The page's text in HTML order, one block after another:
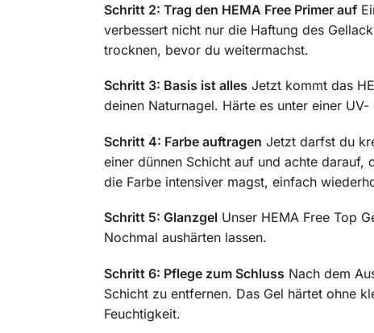
Schritt 2: Trag den HEMA Free Primer auf
verbessert nicht nur die Haftung des
trocknen, bevor du weitermachst.
Schritt 3: Basis ist alles Jetzt kommt das
deinen Naturnagel. Härte es unter einer
Schritt 4: Farbe auftragen Jetzt darfst du
einer dünnen Schicht auf und achte darauf,
die Farbe intensiver magst, einfach
Schritt 5: GlanzgelUnser HEMA Free Top
Nochmal aushärten lassen.
Schritt 6: Pflege zum Schluss Nach dem
Schicht zu entfernen. Das Gel härtet ohne
Feuchtigkeit.